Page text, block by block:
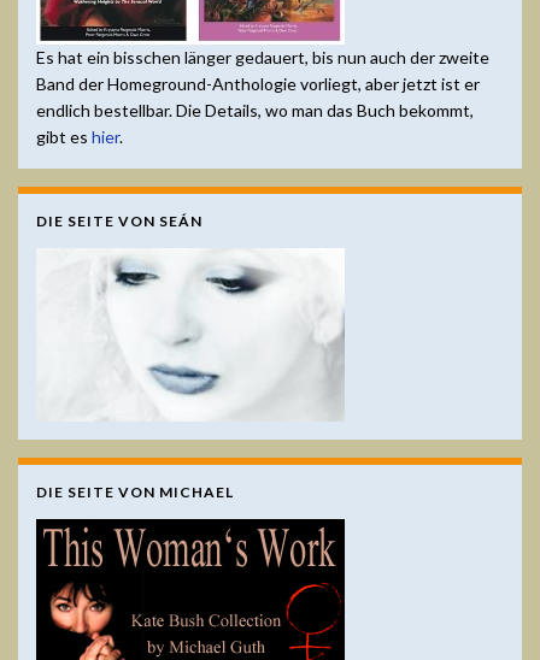
Es hat ein bisschen länger gedauert, bis nun auch der zweite
Band der Homeground-Anthologie vorliegt, aber jetzt ist er
endlich bestellbar. Die Details, wo man das Buch bekommt,
gibt es hier.
DIE SEITE VON SEÁN
DIE SEITE VON MICHAEL